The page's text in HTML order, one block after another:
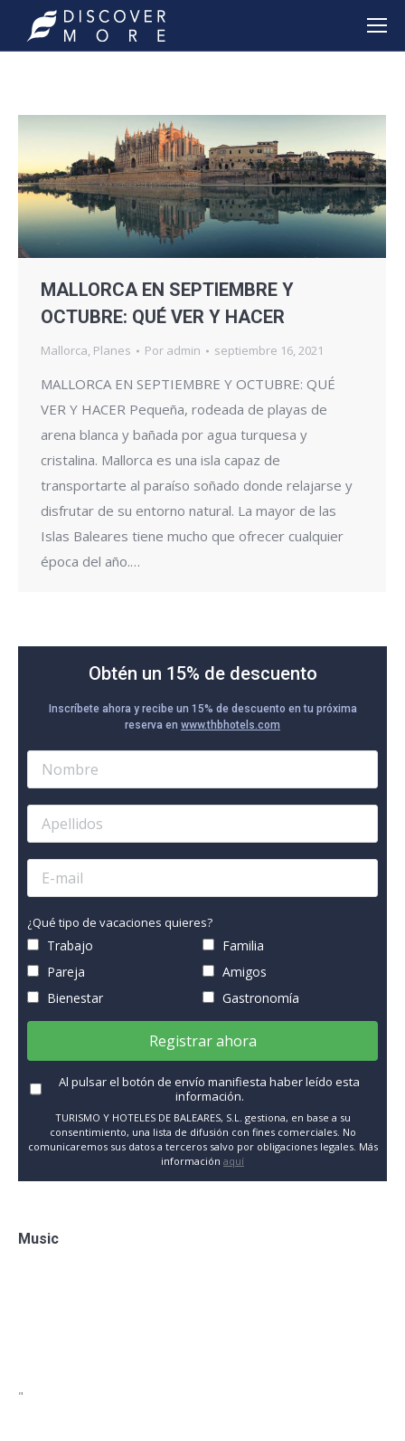
MALLORCA EN SEPTIEMBRE Y
OCTUBRE: QUÉ VER Y HACER
Mallorca, Planes Por admin septiembre 16, 2021
MALLORCA EN SEPTIEMBRE Y OCTUBRE: QUÉ
VER Y HACER Pequeña, rodeada de playas de
arena blanca y bañada por agua turquesa y
cristalina. Mallorca es una isla capaz de
transportarte al paraíso soñado donde relajarse y
disfrutar de su entorno natural. La mayor de las
Islas Baleares tiene mucho que ofrecer cualquier
época del año.…
Obtén un 15% de descuento
Inscríbete ahora y recibe un 15% de descuento en tu próxima
reserva en www.thbhotels.com
¿Qué tipo de vacaciones quieres?
Trabajo
Familia
Pareja
Amigos
Bienestar
Gastronomía
Registrar ahora
Al pulsar el botón de envío manifiesta haber leído esta
información.
TURISMO Y HOTELES DE BALEARES, S.L. gestiona, en base a su
consentimiento, una lista de difusión con fines comerciales. No
comunicaremos sus datos a terceros salvo por obligaciones legales. Más
información aquí
Music
"